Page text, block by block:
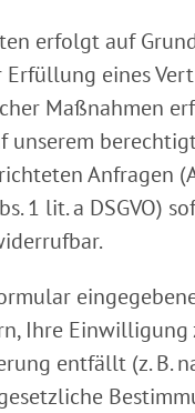
erfolgt auf
eines
Maßnahmen
unserem
Anfragen
1 lit. a DSGVO)
Ihre
entfällt (z. B.